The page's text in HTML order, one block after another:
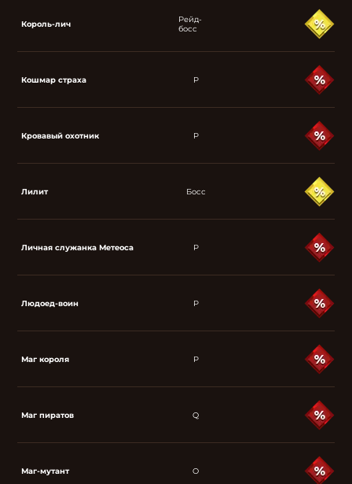
Король-лич
Рейд-
босс
Кошмар страха P
Кровавый охотник P
Лилит Босс
Личная служанка Метеоса P
Людоед-воин P
Маг короля P
Маг пиратов Q
Маг-мутант O